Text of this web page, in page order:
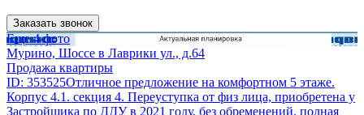
Заказать звонок
Еще 4 фото
Мурино, Шоссе в Лаврики ул., д.64
Продажа квартиры
ID: 353525Отличное предложение на комфортном 5 этаже.
Корпус 4.1. секция 4. Переуступка от физ лица, приобретена у
Застройщика по ДДУ в 2021 году, без обременений, полная